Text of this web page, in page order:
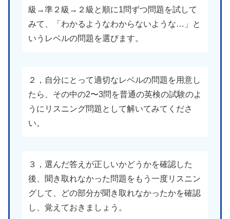
級→準２級→２級と順に1問ずつ問題を試して
みて、「わかるようなわからないような…」と
いうレベルの問題を選びます。
２，自分にとって適切なレベルの問題を用意し
たら、その中の2〜3問を普通の英検の試験のよ
うにリスニング問題として解いてみてくださ
い。
３，選んだ答えが正しいかどうかを確認した
後、聞き取れなかった問題をもう一度リスニン
グして、どの部分が聞き取れなかったかを確認
し、覚えておきましょう。